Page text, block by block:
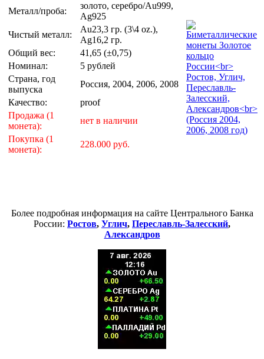
Металл/проба:
золото, серебро/Au999,
Ag925
Чистый металл:
Au23,3 гр. (3\4 oz.),
Ag16,2 гр.
Общий вес:
41,65 (±0,75)
Номинал:
5 рублей
Страна, год
выпуска
Россия, 2004, 2006, 2008
Качество:
proof
Продажа (1
монета):
нет в наличии
Покупка (1
монета):
228.000 руб.
Более подробная информация на сайте Центрального Банка
России: Ростов, Углич, Переславль-Залесский,
Александров